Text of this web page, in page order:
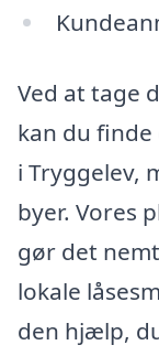
Ved at tage
kan du
i Tryggelev,
byer. Vores
gør det
lokale
den hjælp,